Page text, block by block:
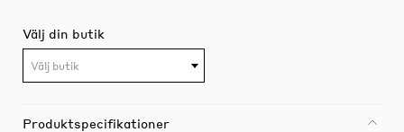
Välj din butik
Välj butik
Produktspecifikationer